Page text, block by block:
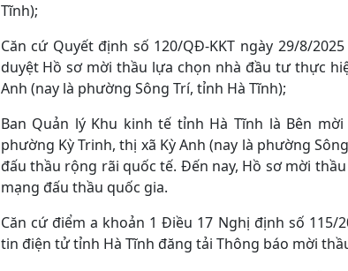
Tĩnh);
Căn cứ Quyết định số 120/QĐ-KKT ngày 29/8/
duyệt Hồ sơ mời thầu lựa chọn nhà đầu tư thực
Anh (nay là phường Sông Trí, tỉnh Hà Tĩnh);
Ban Quản lý Khu kinh tế tỉnh Hà Tĩnh là Bên
phường Kỳ Trinh, thị xã Kỳ Anh (nay là phường
đấu thầu rộng rãi quốc tế. Đến nay, Hồ sơ mời
mạng đấu thầu quốc gia.
Căn cứ điểm a khoản 1 Điều 17 Nghị định số 115/
tin điện tử tỉnh Hà Tĩnh đăng tải Thông báo mời